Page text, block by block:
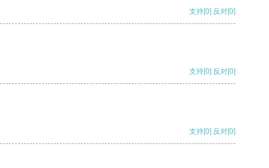
支持[0] 反对[0]
支持[0] 反对[0]
支持[0] 反对[0]